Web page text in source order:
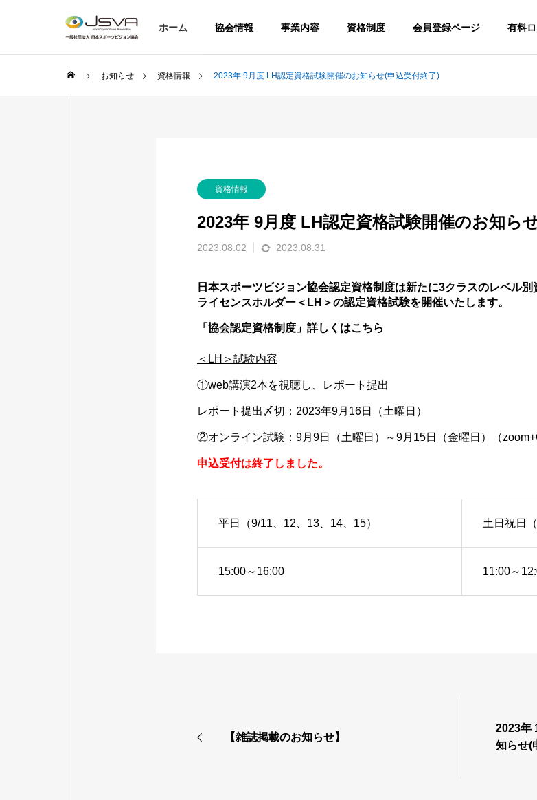
ホーム 協会情報 事業内容 資格制度 会員登録ページ 有料
お知らせ 資格情報 2023年 9月度 LH認定資格試験開催のお知らせ(申込受付終了)
資格情報
2023年 9月度 LH認定資格試験開催のお知ら
2023.08.02 2023.08.31
日本スポーツビジョン協会認定資格制度は新たに3クラスのレベル
ライセンスホルダー＜LH＞の認定資格試験を開催いたします。
「 協会認定資格制度 」詳しくはこちら
＜LH＞試験内容
①web講演2本を視聴し、レポート提出
レポート提出〆切：2023年9月16日（土曜日）
②オンライン試験：9月9日（土曜日）～9月15日（金曜日）（
申込受付は終了しました。
平日（9/11、12、13、14、15） 土日祝日
15:00～16:00 11:00～
【雑誌掲載のお知らせ】
2023年
知らせ(